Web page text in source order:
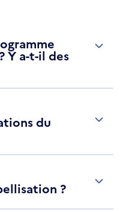
Y a-t-il des
du
?